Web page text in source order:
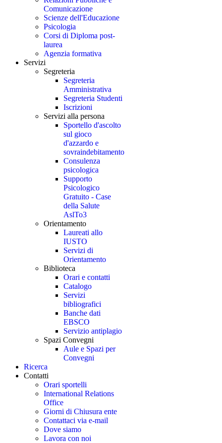
Comunicazione
Scienze dell'Educazione
Psicologia
Corsi di Diploma post-
laurea
Agenzia formativa
Servizi
Segreteria
Segreteria
Amministrativa
Segreteria Studenti
Iscrizioni
Servizi alla persona
Sportello d'ascolto
sul gioco
d'azzardo e
sovraindebitamento
Consulenza
psicologica
Supporto
Psicologico
Gratuito - Case
della Salute
AslTo3
Orientamento
Laureati allo
IUSTO
Servizi di
Orientamento
Biblioteca
Orari e contatti
Catalogo
Servizi
bibliografici
Banche dati
EBSCO
Servizio antiplagio
Spazi Convegni
Aule e Spazi per
Convegni
Ricerca
Contatti
Orari sportelli
International Relations
Office
Giorni di Chiusura ente
Contattaci via e-mail
Dove siamo
Lavora con noi